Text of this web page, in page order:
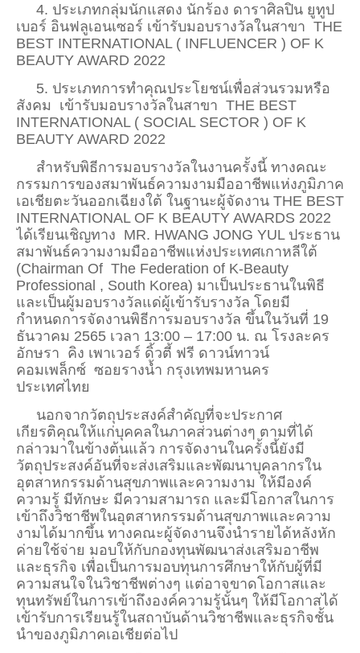
4. ประเภทกลุ่มนักแสดง นักร้อง ดาราศิลปิน ยูทูป
เบอร์ อินฟลูเอนเซอร์ เข้ารับมอบรางวัลในสาขา THE
BEST INTERNATIONAL ( INFLUENCER ) OF K
BEAUTY AWARD 2022
5. ประเภทการทำคุณประโยชน์เพื่อส่วนรวมหรือ
สังคม เข้ารับมอบรางวัลในสาขา THE BEST
INTERNATIONAL ( SOCIAL SECTOR ) OF K
BEAUTY AWARD 2022
สำหรับพิธีการมอบรางวัลในงานครั้งนี้ ทางคณะ
กรรมการของสมาพันธ์ความงามมืออาชีพแห่งภูมิภาค
เอเชียตะวันออกเฉียงใต้ ในฐานะผู้จัดงาน THE BEST
INTERNATIONAL OF K BEAUTY AWARDS 2022
ได้เรียนเชิญทาง MR. HWANG JONG YUL ประธาน
สมาพันธ์ความงามมืออาชีพแห่งประเทศเกาหลีใต้
(Chairman Of The Federation of K-Beauty
Professional , South Korea) มาเป็นประธานในพิธี
และเป็นผู้มอบรางวัลแด่ผู้เข้ารับรางวัล โดยมี
กำหนดการจัดงานพิธีการมอบรางวัล ขึ้นในวันที่ 19
ธันวาคม 2565 เวลา 13:00 – 17:00 น. ณ โรงละคร
อักษรา คิง เพาเวอร์ ดิ้วตี้ ฟรี ดาวน์ทาวน์
คอมเพล็กซ์ ซอยรางน้ำ กรุงเทพมหานคร
ประเทศไทย
นอกจากวัตถุประสงค์สำคัญที่จะประกาศ
เกียรติคุณให้แก่บุคคลในภาคส่วนต่างๆ ตามที่ได้
กล่าวมาในข้างต้นแล้ว การจัดงานในครั้งนี้ยังมี
วัตถุประสงค์อันที่จะส่งเสริมและพัฒนาบุคลากรใน
อุตสาหกรรมด้านสุขภาพและความงาม ให้มีองค์
ความรู้ มีทักษะ มีความสามารถ และมีโอกาสในการ
เข้าถึงวิชาชีพในอุตสาหกรรมด้านสุขภาพและความ
งามได้มากขึ้น ทางคณะผู้จัดงานจึงนำรายได้หลังหัก
ค่ายใช้จ่าย มอบให้กับกองทุนพัฒนาส่งเสริมอาชีพ
และธุรกิจ เพื่อเป็นการมอบทุนการศึกษาให้กับผู้ที่มี
ความสนใจในวิชาชีพต่างๆ แต่อาจขาดโอกาสและ
ทุนทรัพย์ในการเข้าถึงองค์ความรู้นั้นๆ ให้มีโอกาสได้
เข้ารับการเรียนรู้ในสถาบันด้านวิชาชีพและธุรกิจชั้น
นำของภูมิภาคเอเชียต่อไป